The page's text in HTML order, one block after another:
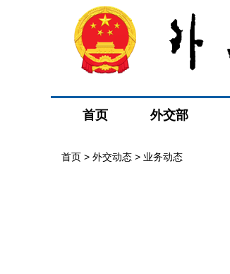
首页 外交部
首页 > 外交动态 > 业务动态